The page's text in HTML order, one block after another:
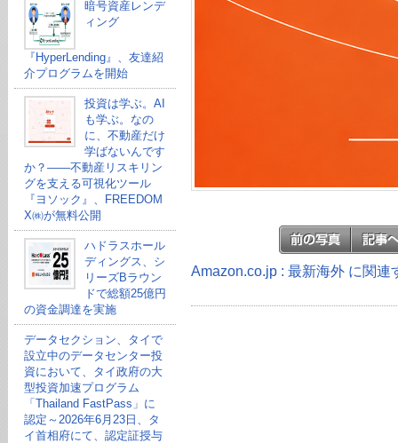
暗号資産レンデ
ィング
『HyperLending』、友達紹
介プログラムを開始
投資は学ぶ。AI
も学ぶ。なの
に、不動産だけ
学ばないんです
か？——不動産リスキリン
グを支える可視化ツール
『ヨソック』、FREEDOM
X㈱が無料公開
ハドラスホール
ディングス、シ
リーズBラウン
ドで総額25億円
の資金調達を実施
データセクション、タイで
設立中のデータセンター投
資において、タイ政府の大
型投資加速プログラム
「Thailand FastPass」に
認定～2026年6月23日、タ
イ首相府にて、認定証授与
Amazon.co.jp : 最新海外 に関連